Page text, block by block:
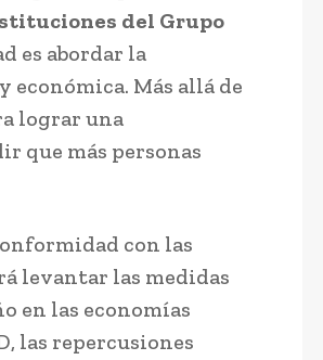
del Grupo
es abordar la
Más allá de
lograr una
que más personas
con las
levantar las medidas
en las economías
las repercusiones